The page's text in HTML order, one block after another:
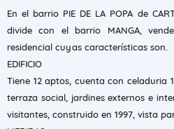
En el barrio PIE DE LA POPA de
divide con el barrio MANGA,
residencial cuyas características son.
EDIFICIO
Tiene 12 aptos, cuenta con celaduria
terraza social, jardines externos e
visitantes, construido en 1997, vista